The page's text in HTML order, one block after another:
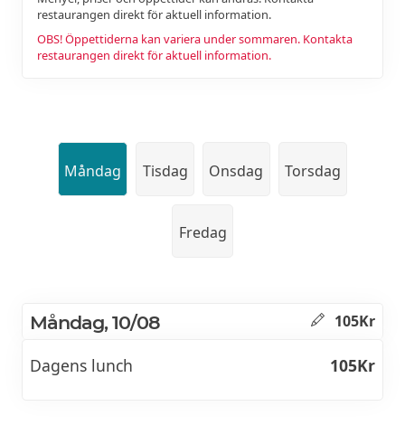
restaurangen direkt för aktuell information.
OBS! Öppettiderna kan variera under sommaren. Kontakta
restaurangen direkt för aktuell information.
Måndag Tisdag Onsdag Torsdag
Fredag
Måndag, 10/08 105Kr
Dagens lunch 105Kr